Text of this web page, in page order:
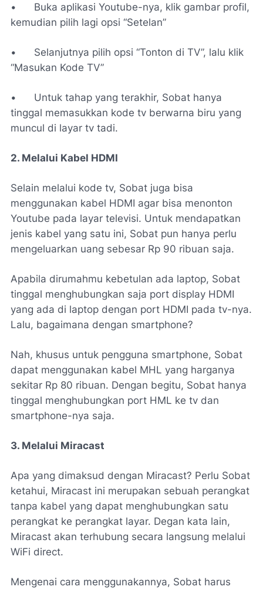
•
Buka aplikasi Youtube-nya, klik gambar profil,
kemudian pilih lagi opsi “Setelan”
•
Selanjutnya pilih opsi “Tonton di TV”, lalu klik
“Masukan Kode TV”
•
Untuk tahap yang terakhir, Sobat hanya
tinggal memasukkan kode tv berwarna biru yang
muncul di layar tv tadi.
2. Melalui Kabel HDMI
Selain melalui kode tv, Sobat juga bisa
menggunakan kabel HDMI agar bisa menonton
Youtube pada layar televisi. Untuk mendapatkan
jenis kabel yang satu ini, Sobat pun hanya perlu
mengeluarkan uang sebesar Rp 90 ribuan saja.
Apabila dirumahmu kebetulan ada laptop, Sobat
tinggal menghubungkan saja port display HDMI
yang ada di laptop dengan port HDMI pada tv-nya.
Lalu, bagaimana dengan smartphone?
Nah, khusus untuk pengguna smartphone, Sobat
dapat menggunakan kabel MHL yang harganya
sekitar Rp 80 ribuan. Dengan begitu, Sobat hanya
tinggal menghubungkan port HML ke tv dan
smartphone-nya saja.
3. Melalui Miracast
Apa yang dimaksud dengan Miracast? Perlu Sobat
ketahui, Miracast ini merupakan sebuah perangkat
tanpa kabel yang dapat menghubungkan satu
perangkat ke perangkat layar. Degan kata lain,
Miracast akan terhubung secara langsung melalui
WiFi direct.
Mengenai cara menggunakannya, Sobat harus